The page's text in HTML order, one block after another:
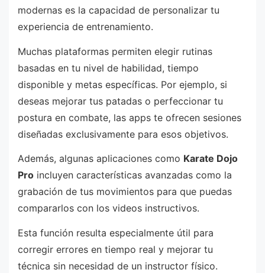
modernas es la capacidad de personalizar tu
experiencia de entrenamiento.
Muchas plataformas permiten elegir rutinas
basadas en tu nivel de habilidad, tiempo
disponible y metas específicas. Por ejemplo, si
deseas mejorar tus patadas o perfeccionar tu
postura en combate, las apps te ofrecen sesiones
diseñadas exclusivamente para esos objetivos.
Además, algunas aplicaciones como Karate Dojo
Pro incluyen características avanzadas como la
grabación de tus movimientos para que puedas
compararlos con los videos instructivos.
Esta función resulta especialmente útil para
corregir errores en tiempo real y mejorar tu
técnica sin necesidad de un instructor físico.